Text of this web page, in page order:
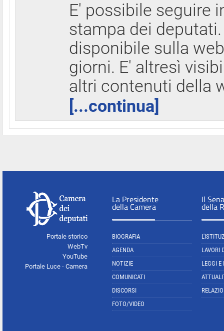
E' possibile seguire
stampa dei
disponibile sulla
giorni. E' altresì
altri contenuti della
[...continua]
Portale storico
WebTv
YouTube
Portale Luce - Camera
La Presidente
della Camera
BIOGRAFIA
AGENDA
NOTIZIE
COMUNICATI
DISCORSI
FOTO/VIDEO
Il
della
LAVORI
LEGGI E